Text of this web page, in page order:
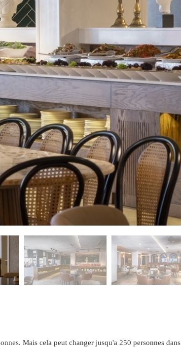
Mais cela peut changer jusqu'a 250 personnes